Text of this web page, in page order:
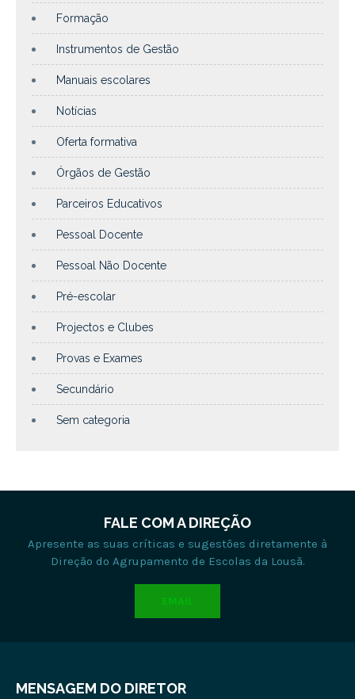
Formação
Instrumentos de Gestão
Manuais escolares
Notícias
Oferta formativa
Órgãos de Gestão
Parceiros Educativos
Pessoal Docente
Pessoal Não Docente
Pré-escolar
Projectos e Clubes
Provas e Exames
Secundário
Sem categoria
FALE COM A DIREÇÃO
Apresente as suas críticas e sugestões diretamente à
Direção do Agrupamento de Escolas da Lousã.
EMAIL
MENSAGEM DO DIRETOR